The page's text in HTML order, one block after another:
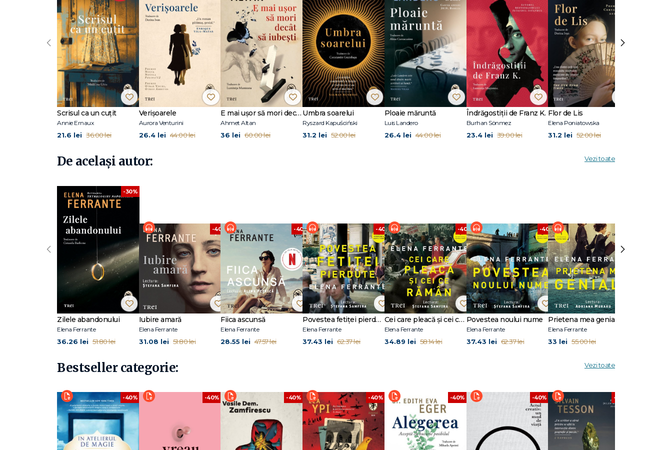
desăvârșită, cu o intuiție artistică ieșită din comun, care a câștigat admirația mai multor scriitori celebri – Jhumpa Lahiri, Elizabeth Strout,
Claire Messud – și a unor critici importanți precum James Wood, John Freeman sau Eugenia Williamson. Dar, fără îndoială, primirea cea mai
călduroasă a avut-o din partea cititorilor, care au descoperit o autoare ce le vorbește într-un stil plin de frumusețe și de forță despre
sentimentul de apartenență, despre relațiile umane, dragoste, familie și prietenie. La Editura Pandora M au apărut toate volumele
Tetralogiei Napolitane: Prietena mea genială, Povestea noului nume, Cei care pleacă și cei ce rămân și Povestea fetiței pierdute, romanele
Fiica ascunsă, Iubire amară, Zilele abandonului și Viața mincinoasă a adulților, volumul de interviuri, eseuri și confesiuni Frantumaglia, precum
și cartea pentru copii Noaptea pe plajă. Povestea fetiței pierdute a fost nominalizată la Man Booker Prize (2016) și a primit Medalia de Aur
pentru ficțiune în cadrul Independent Publisher Book Awards (2016). Tetralogia Napolitană este ecranizată de HBO sub forma unui
miniserial.
Scrisul ca un cuțit
Annie Ernaux
21.6 lei 36.00 lei
Verișoarele
Aurora Venturini
26.4 lei 44.00 lei
E mai ușor să mori decât să iubești (seria Cvartetul Otoman, vol.3)
Ahmet Altan
36 lei 60.00 lei
Umbra soarelui
Ryszard Kapuściński
31.2 lei 52.00 lei
Ploaie măruntă
Luis Landero
26.4 lei 44.00 lei
Îndrăgostiții de Franz K.
Burhan Sönmez
23.4 lei 39.00 lei
Flor de Lis
Elena Poniatowska
31.2 lei 52.00 lei
‹ ›
De același autor: Vezi toate
-30%
Zilele abandonului
Elena Ferrante
36.26 lei 51.80 lei
-40%
Iubire amară
Elena Ferrante
31.08 lei 51.80 lei
-40%
Fiica ascunsă
Elena Ferrante
28.55 lei 47.57 lei
-40%
Povestea fetiței pierdute
Elena Ferrante
37.43 lei 62.37 lei
-40%
Cei care pleacă şi cei ce rămân
Elena Ferrante
34.89 lei 58.14 lei
-40%
Povestea noului nume
Elena Ferrante
37.43 lei 62.37 lei
Prietena mea genială
Elena Ferrante
33 lei 55.00 lei
‹ ›
Bestseller categorie: Vezi toate
-40% -40% -40% -40% -40% -40% -40%